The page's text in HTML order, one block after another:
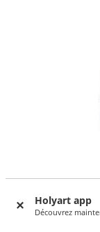
Holyart app
Découvrez